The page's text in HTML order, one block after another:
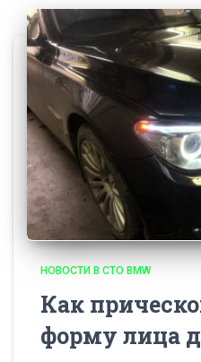
НОВОСТИ В СТО BMW
Как
форму лица